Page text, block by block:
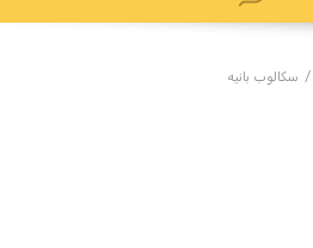
/ سكالوب بانيه